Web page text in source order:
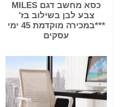
כסא מחשב דגם MILES
צבע לבן בשילוב בז'
***במכירה מוקדמת 45 ימי
עסקים